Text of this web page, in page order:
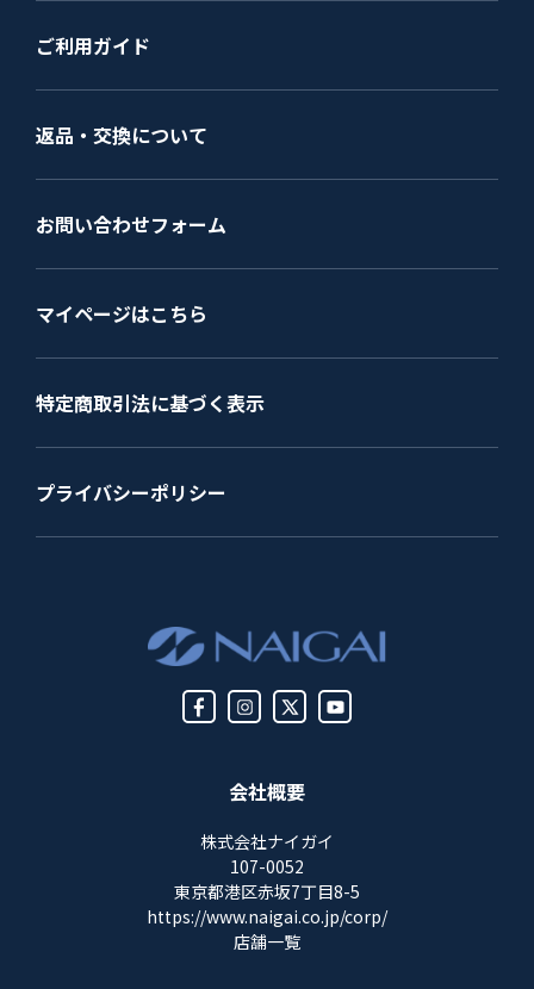
会社概要
株式会社ナイガイ
107-0052
東京都港区赤坂7丁目8-5
https://www.naigai.co.jp/corp/
店舗一覧
ご利用ガイド
返品・交換について
お問い合わせフォーム
マイページはこちら
特定商取引法に基づく表示
プライバシーポリシー